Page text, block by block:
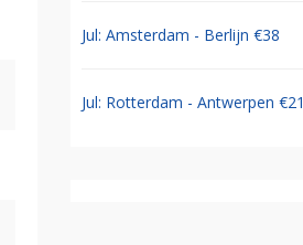
Jul: Amsterdam - Berlijn €38
Jul: Rotterdam - Antwerpen €21